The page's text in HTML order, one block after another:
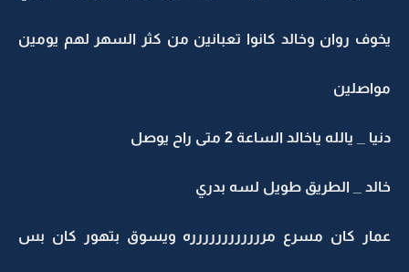
يخوف روان وخالد كانوا تعبانين من كثر السهر لهم يومين
مواصلين
دنيا _ يالله ياخالد الساعة 2 متى راح يوصل
خالد _ الطريق طويل لسه بدري
عمار كان مسرع مرررررررررررره ويسوق بتهور كان بس